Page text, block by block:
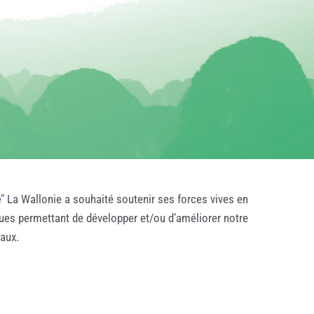
" La Wallonie a souhaité soutenir ses forces vives en
permettant de développer et/ou d’améliorer notre